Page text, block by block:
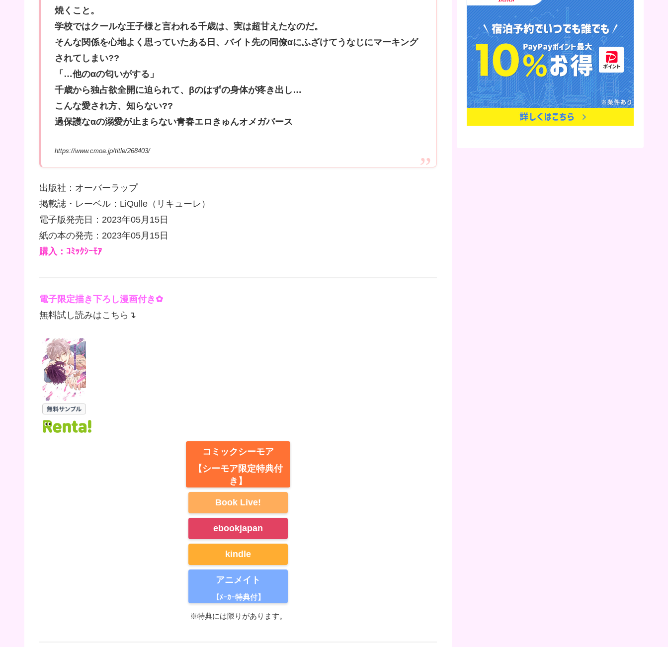
焼くこと。
学校ではクールな王子様と言われる千歳は、実は超甘えたなのだ。
そんな関係を心地よく思っていたある日、バイト先の同僚αにふざけてうなじにマーキング
されてしまい??
「…他のαの匂いがする」
千歳から独占欲全開に迫られて、βのはずの身体が疼き出し…
こんな愛され方、知らない??
過保護なαの溺愛が止まらない青春エロきゅんオメガバース
https://www.cmoa.jp/title/268403/
出版社：オーバーラップ
掲載誌・レーベル：LiQulle（リキューレ）
電子版発売日：2023年05月15日
紙の本の発売：2023年05月15日
購入：ｺﾐｯｸｼｰﾓｱ
電子限定描き下ろし漫画付き✿
無料試し読みはこちら↴
コミックシーモア
【シーモア限定特典付
き】
Book Live!
ebookjapan
kindle
アニメイト
【ﾒｰｶｰ特典付】
※特典には限りがあります。